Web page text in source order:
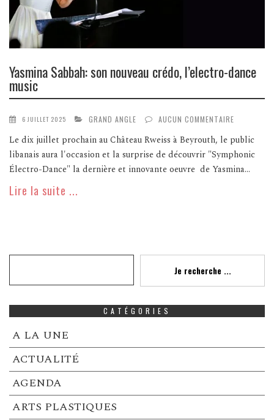
Yasmina Sabbah: son nouveau crédo, l’electro-dance
music
6 JUILLET 2025 GRAND ANGLE AUCUN COMMENTAIRE
Le dix juillet prochain au Château Rweiss à Beyrouth, le public
libanais aura l'occasion et la surprise de découvrir "Symphonic
Électro-Dance" la dernière et innovante oeuvre de Yasmina...
Lire la suite ...
Je recherche ...
CATÉGORIES
A LA UNE
ACTUALITÉ
AGENDA
ARTS PLASTIQUES